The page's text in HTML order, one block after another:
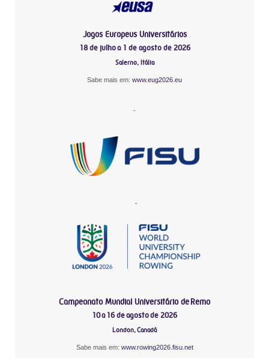
Jogos Europeus Universitários
18 de julho a 1 de agosto de 2026
Salerno, Itália
Sabe mais em: www.eug2026.eu
-
-
Campeonato Mundial Universitário de Remo
10 a 16 de agosto de 2026
London, Canadá
Sabe mais em: www.rowing2026.fisu.net